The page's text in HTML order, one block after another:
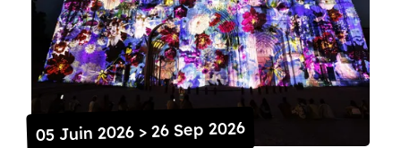
05 Juin 2026 > 26 Sep 2026